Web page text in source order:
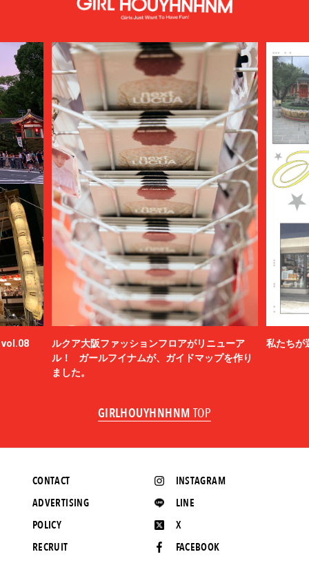
vol.08
ルクア大阪ファッションフロアがリニューア
ル！ ガールフイナムが、ガイドマップを作り
ました。
私たちが
GIRLHOUYHNHNM TOP
INSTAGRAM
LINE
X
FACEBOOK
CONTACT
ADVERTISING
POLICY
RECRUIT